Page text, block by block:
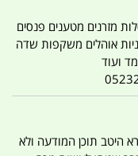
מזרנים מטענים פנסים
אוהלים משקפות שדה
ועוד
היטב תוכן המודעה ולא